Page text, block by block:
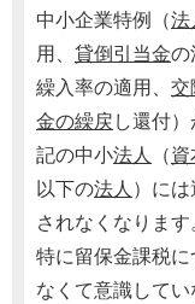
中小企業特例（法
用、 貸倒引当金の
繰入率の適用、 交
金の繰戻 し還付
記の中小法人 （資
以下の法人 ）には
されなくなります
特に留保金課税
なくて意識してい